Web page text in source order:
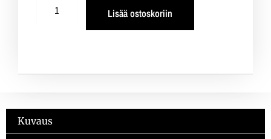
Lisää ostoskoriin
Kuvaus